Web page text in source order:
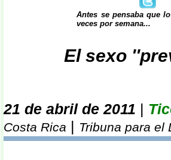
Antes se pensaba que
veces por semana...
El sexo
21 de abril de 2011 |
Costa Rica | Tribuna para el